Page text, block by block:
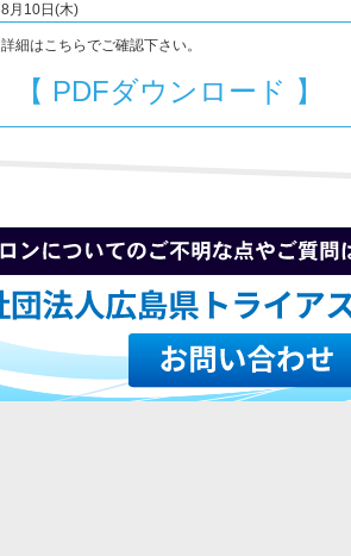
8月10日(木)
詳細はこちらでご確認下さい。
【 PDFダウンロード 】